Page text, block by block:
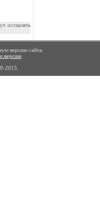
оставлять
версию сайта.
версию
2015.